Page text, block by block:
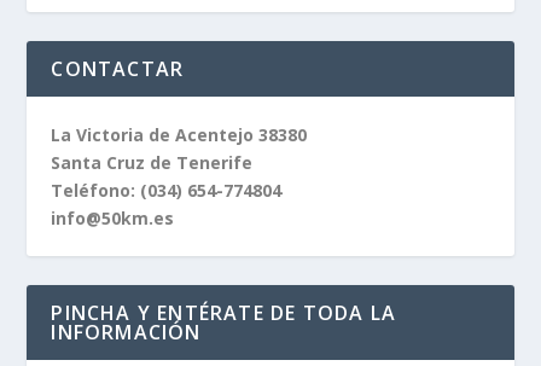
CONTACTAR
La Victoria de Acentejo 38380
Santa Cruz de Tenerife
Teléfono: (034) 654-774804
info@50km.es
PINCHA Y ENTÉRATE DE TODA LA
INFORMACIÓN